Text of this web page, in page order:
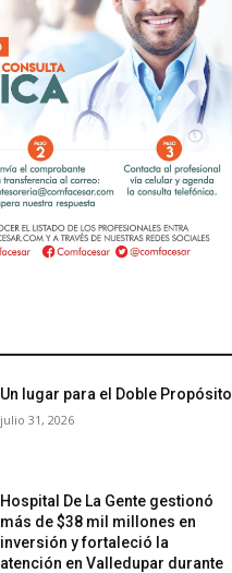
Un lugar para el Doble Propósito
julio 31, 2026
Hospital De La Gente gestionó
más de $38 mil millones en
inversión y fortaleció la
atención en Valledupar durante